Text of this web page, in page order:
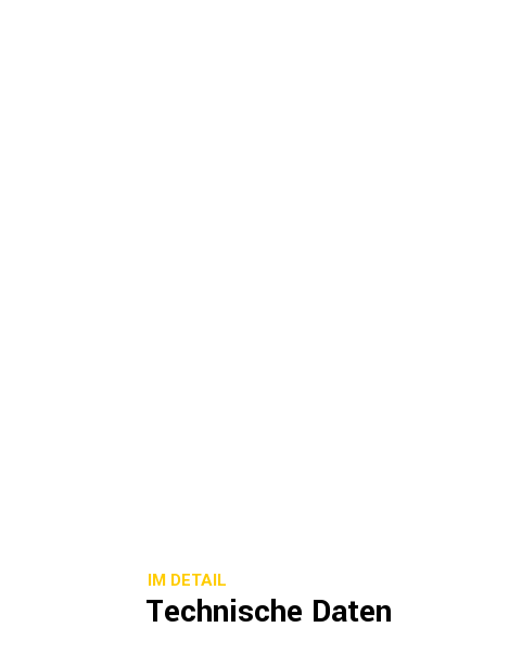
IM DETAIL
Technische Daten